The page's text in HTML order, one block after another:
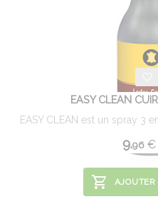
EASY CLEAN
EASY CLEAN est un spray 3
9.96 €